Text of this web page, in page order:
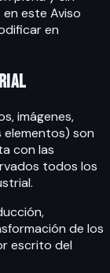
este Aviso
en
imágenes,
son
con las
todos los
de los
escrito del